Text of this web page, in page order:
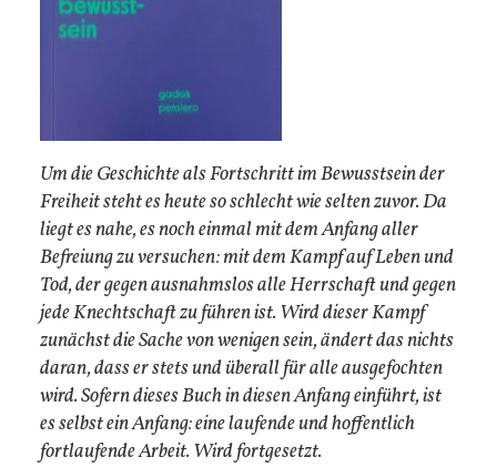
Um die Geschichte als Fortschritt im Bewusstsein der
Freiheit steht es heute so schlecht wie selten zuvor. Da
liegt es nahe, es noch einmal mit dem Anfang aller
Befreiung zu versuchen: mit dem Kampf auf Leben und
Tod, der gegen ausnahmslos alle Herrschaft und gegen
jede Knechtschaft zu führen ist. Wird dieser Kampf
zunächst die Sache von wenigen sein, ändert das nichts
daran, dass er stets und überall für alle ausgefochten
wird. Sofern dieses Buch in diesen Anfang einführt, ist
es selbst ein Anfang: eine laufende und hoffentlich
fortlaufende Arbeit. Wird fortgesetzt.